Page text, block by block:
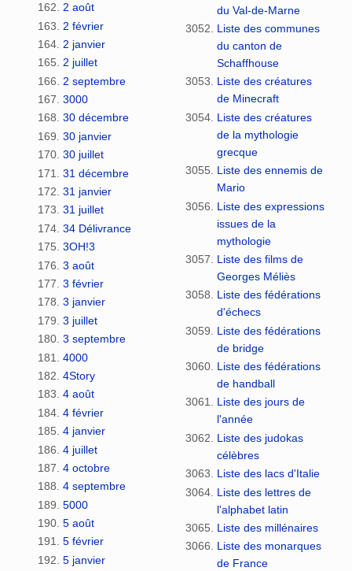
2 août
2 février
2 janvier
2 juillet
2 septembre
3000
30 décembre
30 janvier
30 juillet
31 décembre
31 janvier
31 juillet
34 Délivrance
3OH!3
3 août
3 février
3 janvier
3 juillet
3 septembre
4000
4Story
4 août
4 février
4 janvier
4 juillet
4 octobre
4 septembre
5000
5 août
5 février
5 janvier
du Val-de-Marne
Liste des communes
du canton de
Schaffhouse
Liste des créatures
de Minecraft
Liste des créatures
de la mythologie
grecque
Liste des ennemis de
Mario
Liste des expressions
issues de la
mythologie
Liste des films de
Georges Méliès
Liste des fédérations
d'échecs
Liste des fédérations
de bridge
Liste des fédérations
de handball
Liste des jours de
l'année
Liste des judokas
célèbres
Liste des lacs d'Italie
Liste des lettres de
l'alphabet latin
Liste des millénaires
Liste des monarques
de France